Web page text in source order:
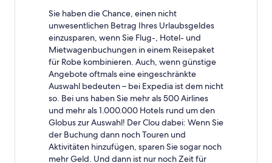
zusätzliche
Bedingungen
Sie haben die Chance, einen nicht
unwesentlichen Betrag Ihres Urlaubsgeldes
einzusparen, wenn Sie Flug-, Hotel- und
Mietwagenbuchungen in einem Reisepaket
für Robe kombinieren. Auch, wenn günstige
Angebote oftmals eine eingeschränkte
Auswahl bedeuten – bei Expedia ist dem nicht
so. Bei uns haben Sie mehr als 500 Airlines
und mehr als 1.000.000 Hotels rund um den
Globus zur Auswahl! Der Clou dabei: Wenn Sie
der Buchung dann noch Touren und
Aktivitäten hinzufügen, sparen Sie sogar noch
mehr Geld. Und dann ist nur noch Zeit für